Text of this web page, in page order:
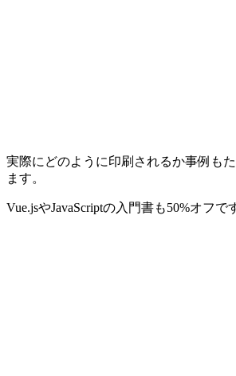
実際にどのように印刷されるか事例も
ます。
Vue.jsやJavaScriptの入門書も50%オフで